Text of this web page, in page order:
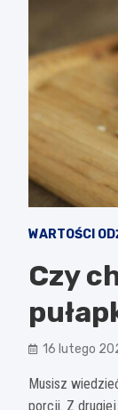
WARTOŚCI
Czy
16 lutego
Musisz
porcji. Z